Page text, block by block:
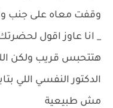
وقفت معاه على جنب
_ انا عاوز اقول
هتتحبس قريب ولكن
الدكتور النفسي اللي
مش طبيعية